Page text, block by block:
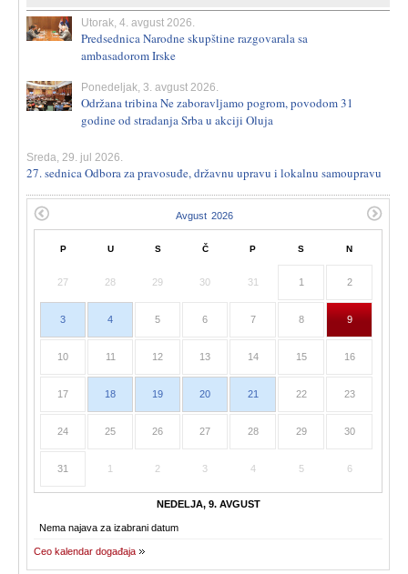
Utorak, 4. avgust 2026.
Predsednica Narodne skupštine razgovarala sa
ambasadorom Irske
Ponedeljak, 3. avgust 2026.
Održana tribina Ne zaboravljamo pogrom, povodom 31
godine od stradanja Srba u akciji Oluja
Sreda, 29. jul 2026.
27. sednica Odbora za pravosuđe, državnu upravu i lokalnu samoupravu
P U S Č P S N
27 28 29 30 31 1 2
3 4 5 6 7 8 9
10 11 12 13 14 15 16
17 18 19 20 21 22 23
24 25 26 27 28 29 30
31 1 2 3 4 5 6
NEDELJA, 9. AVGUST
Nema najava za izabrani datum
Ceo kalendar događaja